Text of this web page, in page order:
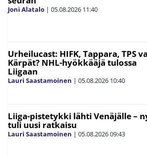
Joni Alatalo | 05.08.2026 11:40
Urheilucast: HIFK, Tappara, TPS
Kärpät? NHL-hyökkääjä tulossa
Liigaan
Lauri Saastamoinen | 05.08.2026 10:40
Liiga-pistetykki lähti Venäjälle –
tuli uusi ratkaisu
Lauri Saastamoinen | 05.08.202609:43